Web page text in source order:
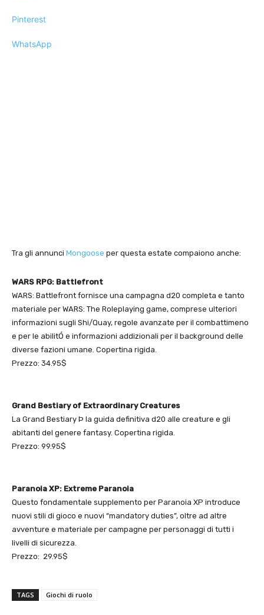
Pinterest
WhatsApp
Tra gli annunci Mongoose per questa estate compaiono anche:
WARS RPG: Battlefront
WARS: Battlefront fornisce una campagna d20 completa e tanto
materiale per WARS: The Roleplaying game, comprese ulteriori
informazioni sugli Shi/Quay, regole avanzate per il combattimeno
e per le abilitÓ e informazioni addizionali per il background delle
diverse fazioni umane. Copertina rigida.
Prezzo: 34.95$
Grand Bestiary of Extraordinary Creatures
La Grand Bestiary Þ la guida definitiva d20 alle creature e gli
abitanti del genere fantasy. Copertina rigida.
Prezzo: 99.95$
Paranoia XP: Extreme Paranoia
Questo fondamentale supplemento per Paranoia XP introduce
nuovi stili di gioco e nuovi “mandatory duties”, oltre ad altre
avventure e materiale per campagne per personaggi di tutti i
livelli di sicurezza.
Prezzo: 29.95$
TAGS Giochi di ruolo